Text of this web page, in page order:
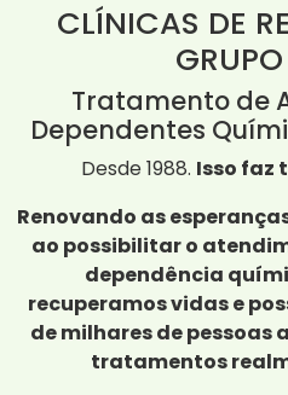
CLÍNICAS DE
Tratamento de
Dependentes
Desde 1988. Isso faz
Renovando as
ao possibilitar o
dependência
recuperamos vidas e
de milhares de pessoas
tratamentos